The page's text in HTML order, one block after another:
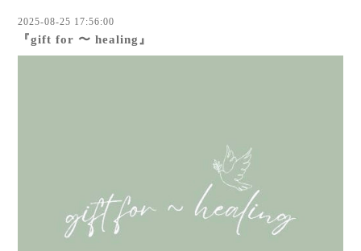
2025-08-25 17:56:00
『gift for 〜 healing』